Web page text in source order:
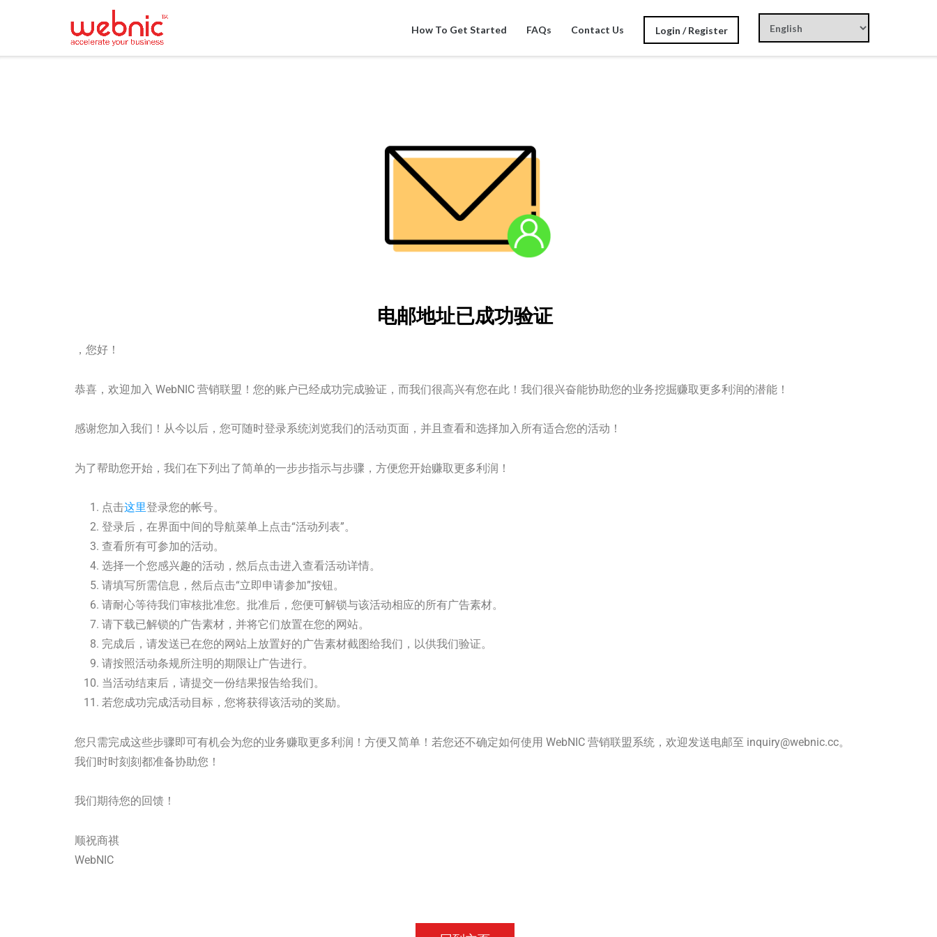
How To Get Started FAQs Contact Us Login / Register
电邮地址已成功验证
，您好！
恭喜，欢迎加入 WebNIC 营销联盟！您的账户已经成功完成验证，而我们很高兴有您在此！我们很兴奋能协助您的业务挖掘赚取更多利润的潜能！
感谢您加入我们！从今以后，您可随时登录系统浏览我们的活动页面，并且查看和选择加入所有适合您的活动！
为了帮助您开始，我们在下列出了简单的一步步指示与步骤，方便您开始赚取更多利润！
点击这里登录您的帐号。
登录后，在界面中间的导航菜单上点击“活动列表”。
查看所有可参加的活动。
选择一个您感兴趣的活动，然后点击进入查看活动详情。
请填写所需信息，然后点击“立即申请参加”按钮。
请耐心等待我们审核批准您。批准后，您便可解锁与该活动相应的所有广告素材。
请下载已解锁的广告素材，并将它们放置在您的网站。
完成后，请发送已在您的网站上放置好的广告素材截图给我们，以供我们验证。
请按照活动条规所注明的期限让广告进行。
当活动结束后，请提交一份结果报告给我们。
若您成功完成活动目标，您将获得该活动的奖励。
您只需完成这些步骤即可有机会为您的业务赚取更多利润！方便又简单！若您还不确定如何使用 WebNIC 营销联盟系统，欢迎发送电邮至 inquiry@webnic.cc。
我们时时刻刻都准备协助您！
我们期待您的回馈！
顺祝商祺
WebNIC